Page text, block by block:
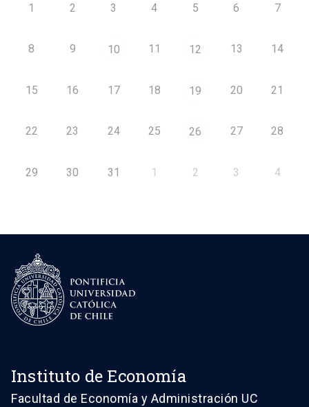
1 2 3 4 5 6 7
8 9 10 11 12 13 14
15 16 17 18 19 20 21
22 23 24 25 26 27 28
29 30 31 1 2 3 4
Instituto de Economía
Facultad de Economía y Administración UC